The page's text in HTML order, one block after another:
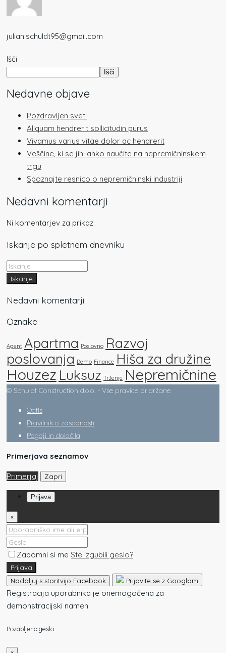
julian.schuldt95@gmail.com
Išči
Išči
Nedavne objave
Pozdravljen svet!
Aliquam hendrerit sollicitudin purus
Vivamus varius vitae dolor ac hendrerit
Veščine, ki se jih lahko naučite na nepremičninskem
trgu
Spoznajte resnico o nepremičninski industriji
Nedavni komentarji
Ni komentarjev za prikaz.
Iskanje po spletnem dnevniku
Iskanje
Nedavni komentarji
Oznake
Agent Apartma Poslovno Razvoj
poslovanja Demo Finance Hiša za družine
Houzez Luksuz Trženje Nepremičnine
© Schuldt Construction d.o.o. - Vse pravice pridržane
Odtis
Pravilnik o zasebnosti
Pogoji in določila
Primerjava seznamov
Primerjaj Zapri
Prijava
×
Zapomni si me Ste izgubili geslo?
Prijava
Nadaljuj s storitvijo Facebook
Prijavite se z Googlom
Registracija uporabnika je onemogočena za
demonstracijski namen.
Pozabljeno geslo